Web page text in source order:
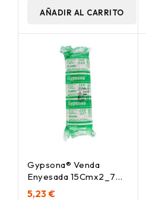
AÑADIR AL CARRITO
Gypsona® Venda
Enyesada 15Cmx2_7M
1Ud
5,23 €